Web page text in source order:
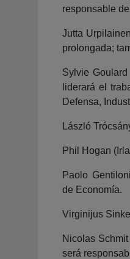
responsable
Jutta
prolongada;
Sylvie
liderará el
Defensa,
László
Phil Hogan
Paolo
de Economía.
Virginijus
Nicolas
será